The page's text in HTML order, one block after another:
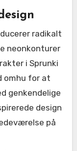
radikalt
neonkonturer
i Sprunki
omhu for at
genkendelige
design
på